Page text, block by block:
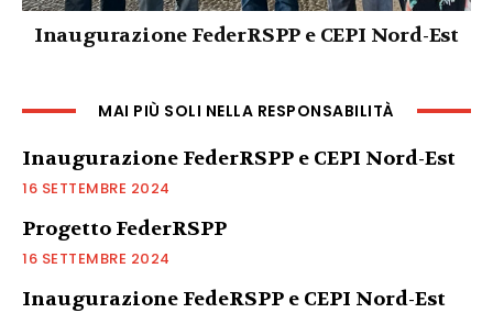
Inaugurazione FederRSPP e CEPI Nord-Est
MAI PIÙ SOLI NELLA RESPONSABILITÀ
Inaugurazione FederRSPP e CEPI Nord-Est
16 SETTEMBRE 2024
Progetto FederRSPP
16 SETTEMBRE 2024
Inaugurazione FedeRSPP e CEPI Nord-Est